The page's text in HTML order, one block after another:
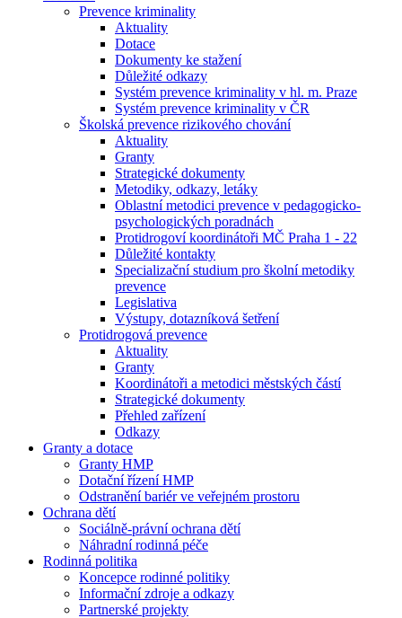
Prevence kriminality
Aktuality
Dotace
Dokumenty ke stažení
Důležité odkazy
Systém prevence kriminality v hl. m. Praze
Systém prevence kriminality v ČR
Školská prevence rizikového chování
Aktuality
Granty
Strategické dokumenty
Metodiky, odkazy, letáky
Oblastní metodici prevence v pedagogicko-
psychologických poradnách
Protidrogoví koordinátoři MČ Praha 1 - 22
Důležité kontakty
Specializační studium pro školní metodiky
prevence
Legislativa
Výstupy, dotazníková šetření
Protidrogová prevence
Aktuality
Granty
Koordinátoři a metodici městských částí
Strategické dokumenty
Přehled zařízení
Odkazy
Granty a dotace
Granty HMP
Dotační řízení HMP
Odstranění bariér ve veřejném prostoru
Ochrana dětí
Sociálně-právní ochrana dětí
Náhradní rodinná péče
Rodinná politika
Koncepce rodinné politiky
Informační zdroje a odkazy
Partnerské projekty